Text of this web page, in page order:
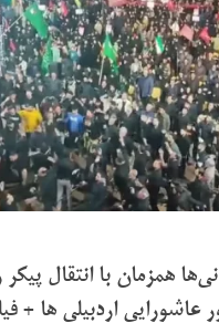
همزمان با انتقال
عاشورایی اردبیلی ها +